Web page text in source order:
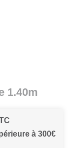
1.40m
à 300€